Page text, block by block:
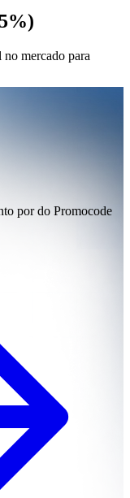
mercado para
por do Promocode